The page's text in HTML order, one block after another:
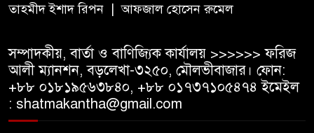
তাহমীদ ইশাদ রিপন | আফজাল হোসেন রুমেল
সম্পাদকীয়, বার্তা ও বাণিজ্যিক কার্যালয় >>>>>> ফরিজ
আলী ম্যানশন, বড়লেখা-৩২৫০, মৌলভীবাজার। ফোন:
+৮৮ ০১৮১৯৫৬৩৮৪০, +৮৮ ০১৭৩৭১০৫৪৭৪ ইমেইল
: shatmakantha@gmail.com